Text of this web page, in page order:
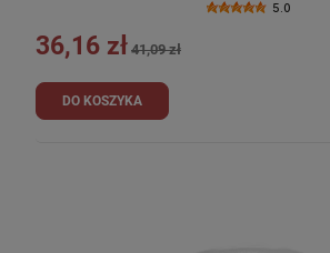
5.0
36,16 zł 41,09 zł
DO KOSZYKA